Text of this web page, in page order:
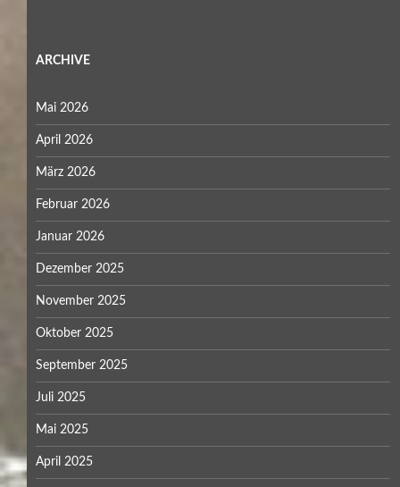
ARCHIVE
Mai 2026
April 2026
März 2026
Februar 2026
Januar 2026
Dezember 2025
November 2025
Oktober 2025
September 2025
Juli 2025
Mai 2025
April 2025